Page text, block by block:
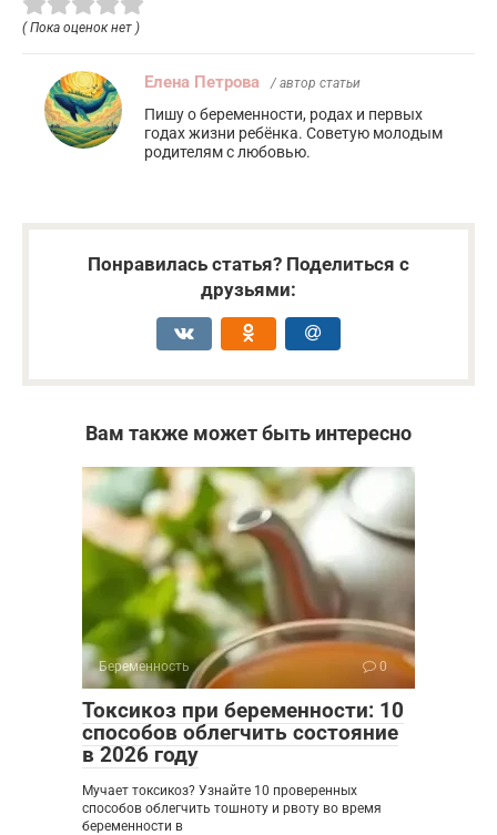
( Пока оценок нет )
Елена Петрова / автор статьи
Пишу о беременности, родах и первых
годах жизни ребёнка. Советую молодым
родителям с любовью.
Понравилась статья? Поделиться с
друзьями:
Вам также может быть интересно
Беременность 0
Токсикоз при беременности: 10
способов облегчить состояние
в 2026 году
Мучает токсикоз? Узнайте 10 проверенных
способов облегчить тошноту и рвоту во время
беременности в